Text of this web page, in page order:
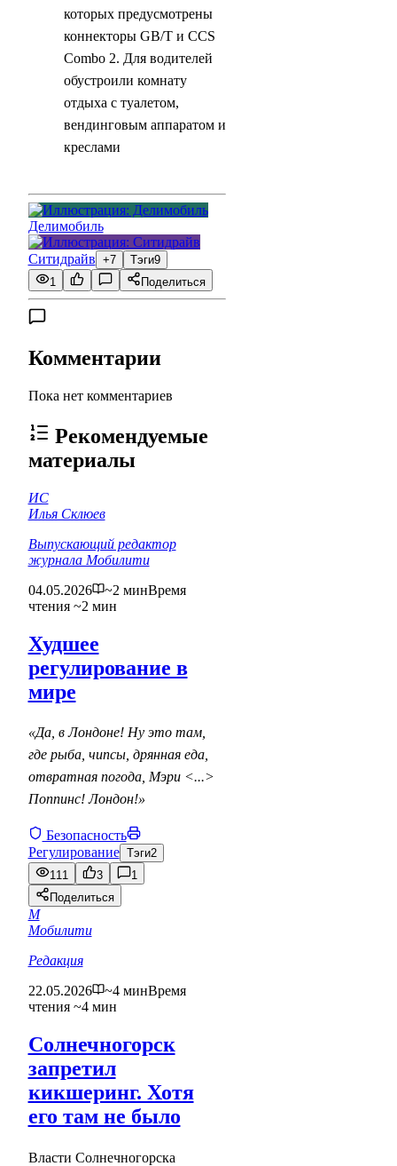
которых предусмотрены
коннекторы GB/T и CCS
Combo 2. Для водителей
обустроили комнату
отдыха с туалетом,
вендинговым аппаратом и
креслами
Делимобиль
Ситидрайв +7 Тэги9
1
Поделиться
Комментарии
Пока нет комментариев
Рекомендуемые
материалы
ИС
Илья Склюев
Выпускающий редактор
журнала Мобилити
04.05.2026
~2 минВремя
чтения ~2 мин
Худшее
регулирование в
мире
«Да, в Лондоне! Ну это там,
где рыба, чипсы, дрянная еда,
отвратная погода, Мэри <...>
Поппинс! Лондон!»
Безопасность
Регулирование Тэги2
111
3
1
Поделиться
М
Мобилити
Редакция
22.05.2026
~4 минВремя
чтения ~4 мин
Солнечногорск
запретил
кикшеринг. Хотя
его там не было
Власти Солнечногорска